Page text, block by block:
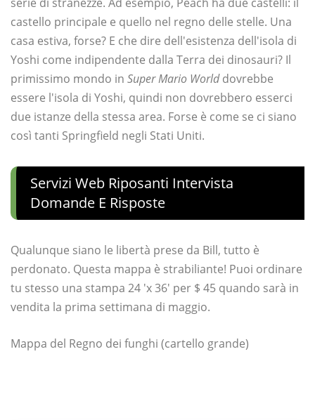
castello principale e quello nel regno delle stelle. Una
casa estiva, forse? E che dire dell'esistenza dell'isola di
Yoshi come indipendente dalla Terra dei dinosauri? Il
primissimo mondo in Super Mario Worlddovrebbe
essere l'isola di Yoshi, quindi non dovrebbero esserci
due istanze della stessa area. Forse è come se ci siano
così tanti Springfield negli Stati Uniti.
Servizi Web Riposanti Intervista
Domande E Risposte
Qualunque siano le libertà prese da Bill, tutto è
perdonato. Questa mappa è strabiliante! Puoi ordinare
tu stesso una stampa 24 'x 36' per $ 45 quando sarà in
vendita la prima settimana di maggio.
Mappa del Regno dei funghi (cartello grande)